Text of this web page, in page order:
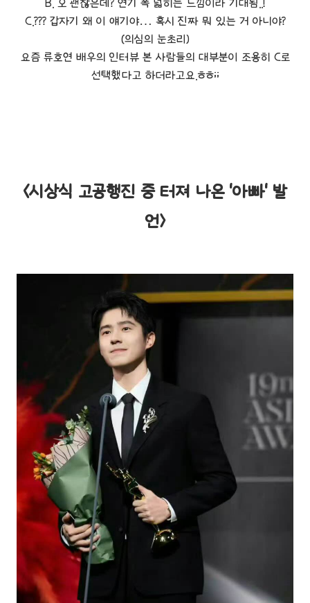
B. 오 괜찮은데? 연기 폭 넓히는 느낌이라 기대됨..!
C.??? 갑자기 왜 이 얘기야… 혹시 진짜 뭐 있는 거 아니야?
(의심의 눈초리)
요즘 류호연 배우의 인터뷰 본 사람들의 대부분이 조용히 C로
선택했다고 하더라고요.ㅎㅎ;;
<시상식 고공행진 중 터져 나온 '아빠' 발
언>